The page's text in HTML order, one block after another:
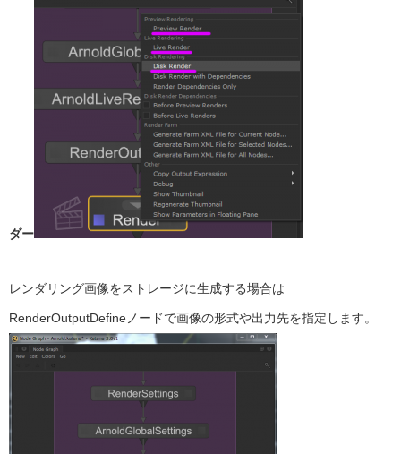
ダー
レンダリング画像をストレージに生成する場合は
RenderOutputDefineノードで画像の形式や出力先を指定します。